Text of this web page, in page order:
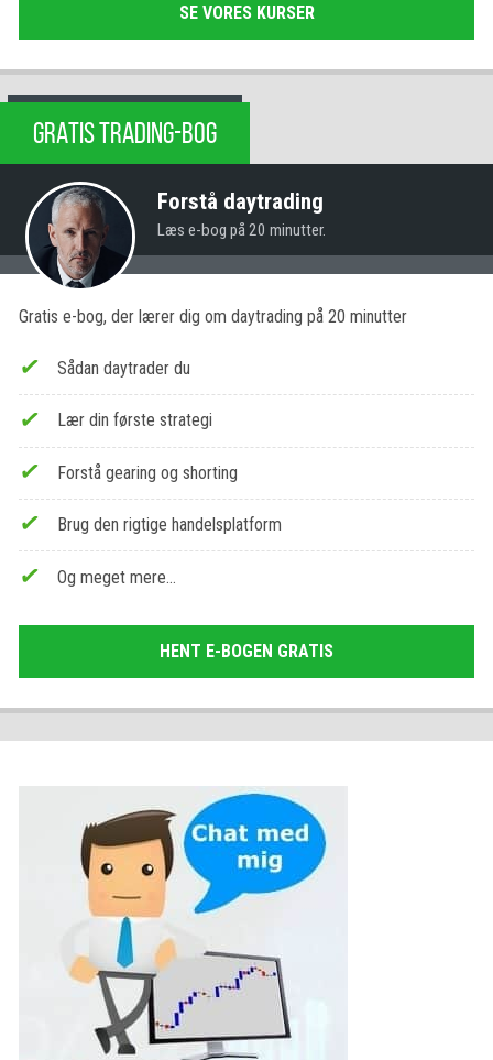
SE VORES KURSER
GRATIS TRADING-BOG
Forstå daytrading
Læs e-bog på 20 minutter.
Gratis e-bog, der lærer dig om daytrading på 20 minutter
Sådan daytrader du
Lær din første strategi
Forstå gearing og shorting
Brug den rigtige handelsplatform
Og meget mere…
HENT E-BOGEN GRATIS